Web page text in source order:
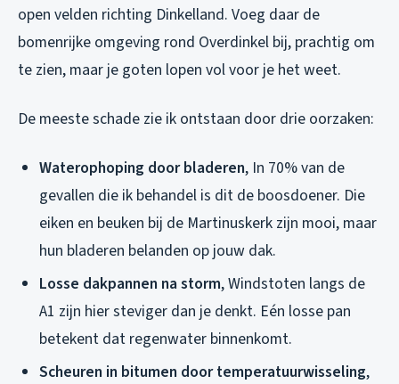
open velden richting Dinkelland. Voeg daar de
bomenrijke omgeving rond Overdinkel bij, prachtig om
te zien, maar je goten lopen vol voor je het weet.
De meeste schade zie ik ontstaan door drie oorzaken:
Waterophoping door bladeren, In 70% van de
gevallen die ik behandel is dit de boosdoener. Die
eiken en beuken bij de Martinuskerk zijn mooi, maar
hun bladeren belanden op jouw dak.
Losse dakpannen na storm, Windstoten langs de
A1 zijn hier steviger dan je denkt. Eén losse pan
betekent dat regenwater binnenkomt.
Scheuren in bitumen door temperatuurwisseling,